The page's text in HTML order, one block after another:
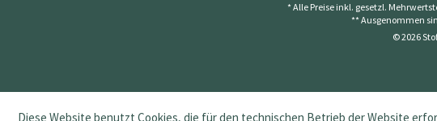
* Alle Preise inkl. gesetzl.
** Ausgenommen
© 2026
Diese Website benutzt Cookies, die für den technischen Betrieb der Website